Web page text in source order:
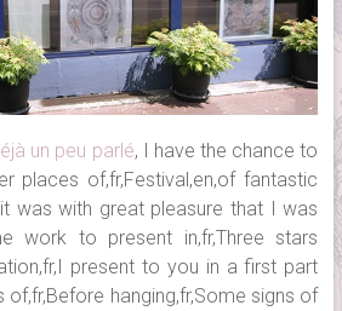
un peu parlé, I have the chance to
places of,fr,Festival,en,of fantastic
was with great pleasure that I was
work to present in,fr,Three stars
present to you in a first part
of,fr,Before hanging,fr,Some signs of